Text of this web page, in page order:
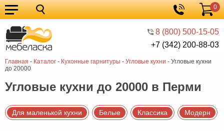
8 (800) 500-15-05
+7 (342) 200-88-03
Корзина
0
Главная - Каталог - Кухонные гарнитуры - Угловые кухни - Угловые кухни
до 20000
Кухонные
гарнитуры
Мебель
для
кухни
Мебель
для
спальни
Кровати
Шкафы
Мягкая
Угловые кухни до 20000 в Перми
Для маленькой кухни Белые Классика Модерн